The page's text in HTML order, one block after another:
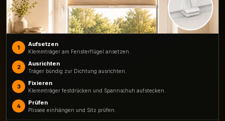
1 Aufsetzen
Klemmträger am Fensterflügel ansetzen.
2 Ausrichten
Träger bündig zur Dichtung ausrichten.
3 Fixieren
Klemmträger festdrücken und Spannschuh aufstecken.
4 Prüfen
Plissee einhängen und Sitz prüfen.